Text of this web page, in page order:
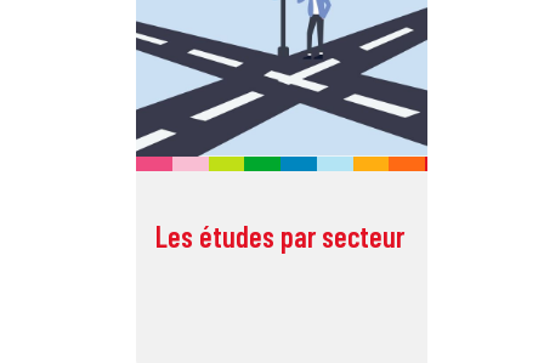
Les études par secteur